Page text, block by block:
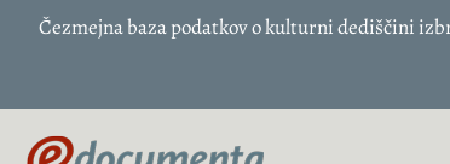
Čezmejna baza podatkov o kulturni dediščini